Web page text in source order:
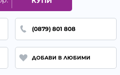
(0879) 801 808
ДОБАВИ В ЛЮБИМИ